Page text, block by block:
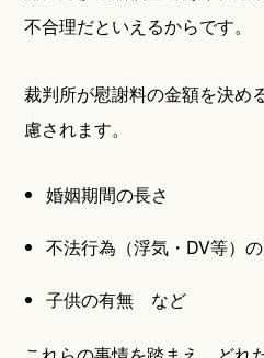
不合理だといえるからです。
裁判所が慰謝料の金額を決め
慮されます。
婚姻期間の長さ
不法行為（浮気・DV等）
子供の有無 など